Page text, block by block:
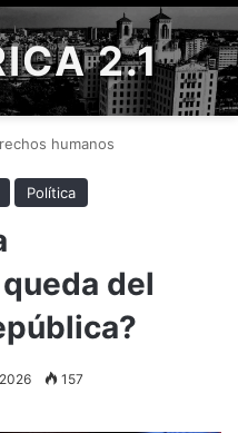
2.1
humanos
Política
del
157